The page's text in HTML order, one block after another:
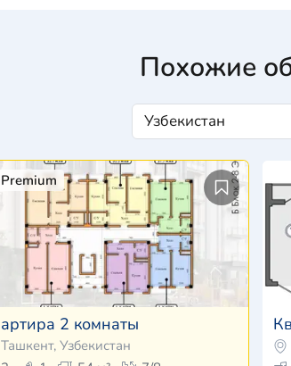
Похожие
Premium
2 комнаты
Ташкент, Узбекистан